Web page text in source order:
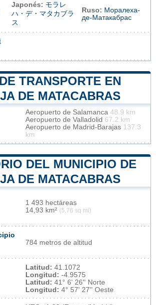
Japonés: モラレ
ハ・デ・マタカブラ
ス
Ruso: Моралеха-
де-Матакабрас
TRANSPORTE EN
DE MATACABRAS
Aeropuerto de Salamanca 48.9 km
Aeropuerto de Valladolid 67.2 km
Aeropuerto de Madrid-Barajas 137.3
km
DEL MUNICIPIO DE
DE MATACABRAS
1 493 hectáreas
14,93 km² (5,76 sq mi)
784 metros de altitud
Latitud: 41.1072
Longitud: -4.9575
Latitud: 41° 6' 26'' Norte
Longitud: 4° 57' 27'' Oeste